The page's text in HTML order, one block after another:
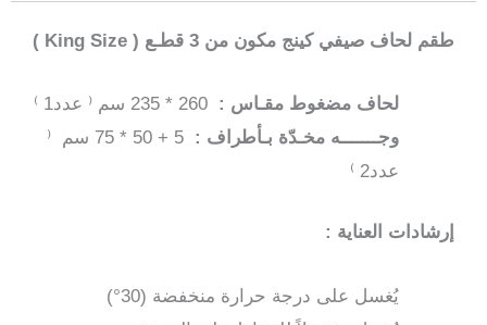
قطع
طقم لحاف صيفي كينج مكون من 3 قطـع ( King Size )
لحاف مضغوط مقـاس :
وجـــــــه مخـدّة بـأطراف :
5 + 50 * 75 سم ⁽
عدد2 ⁾
إرشادات العناية :
يُغسل على درجة حرارة منخفضة (30°)